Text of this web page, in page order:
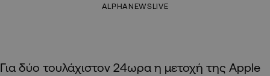
ALPHANEWSLIVE
Για δύο τουλάχιστον 24ωρα η μετοχή της Apple